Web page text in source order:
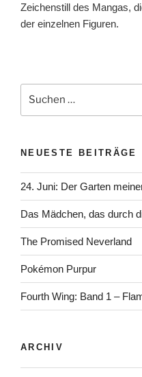
Zeichenstill des Mangas,
der einzelnen Figuren.
nach:
NEUESTE BEITRÄGE
24. Juni: Der Garten
Das Mädchen, das durch
The Promised Neverland
Pokémon Purpur
Fourth Wing: Band 1 –
ARCHIV